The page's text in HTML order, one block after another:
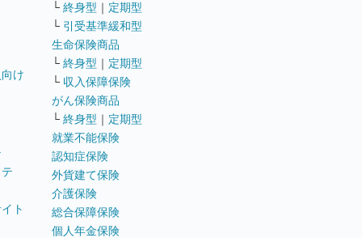
け
ト
└ 終身型 ｜ 定期型
└ 引受基準緩和型
生命保険商品
└ 終身型 ｜ 定期型
└ 収入保障保険
がん保険商品
└ 終身型 ｜ 定期型
就業不能保険
認知症保険
外貨建て保険
介護保険
総合保障保険
個人年金保険